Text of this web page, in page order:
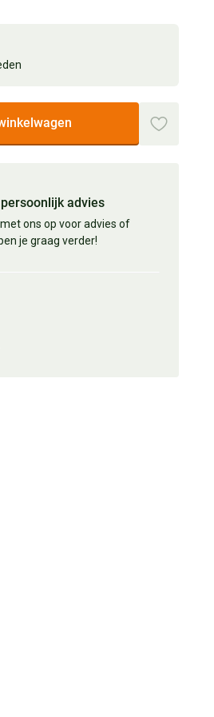
persoonlijk advies
ons op voor advies of
je graag verder!